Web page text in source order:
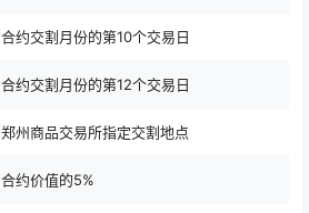
合约交割月份的第10个交易日
合约交割月份的第12个交易日
郑州商品交易所指定交割地点
合约价值的5%